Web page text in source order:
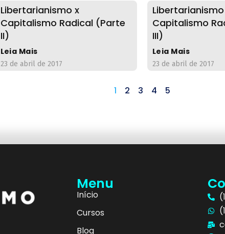
Libertarianismo x
Capitalismo Radical (Parte
II)
Leia Mais
23 de abril de 2017
Capitalismo
III)
Leia Mais
23 de abril de 2017
1 2 3 4 5
Menu
Início
Cursos
Blog